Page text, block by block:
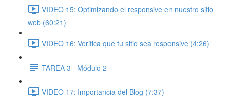
VIDEO 15: Optimizando el responsive en nuestro sitio
web (60:21)
VIDEO 16: Verifica que tu sitio sea responsive (4:26)
TAREA 3 - Módulo 2
VIDEO 17: Importancia del Blog (7:37)